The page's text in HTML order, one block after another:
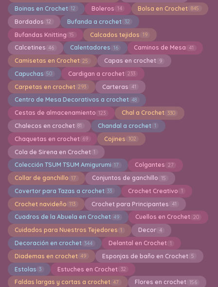
Boinas en Crochet 12 Boleros 14 Bolsa en Crochet 845
Bordados 12 Bufanda a crochet 32
Bufandas Knitting 15 Calcados tejidos 19
Calcetines 46 Calentadores 16 Caminos de Mesa 41
Camisetas en Crochet 25 Capas en crochet 9
Capuchas 50 Cardigan a crochet 233
Carpetas en crochet 293 Carteras 41
Centro de Mesa Decorativos a crochet 48
Cestas de almacenamiento 123 Chal a Crochet 330
Chalecos en crochet 81 Chandal a crochet 1
Chaquetas en crochet 69 Cojines 102
Cola de Sirena en Crochet 1
Colección TSUM TSUM Amigurumi 17 Colgantes 27
Collar de ganchillo 17 Conjuntos de ganchillo 15
Covertor para Tazas a crochet 33 Crochet Creativo 1
Crochet navideño 113 Crochet para Principantes 41
Cuadros de la Abuela en Crochet 49 Cuellos en Crochet 20
Cuidados para Nuestros Tejedores 1 Decor 4
Decoración en crochet 344 Delantal en Crochet 1
Diademas en crochet 49 Esponjas de baño en Crochet 5
Estolas 3 Estuches en Crochet 32
Faldas largas y cortas a crochet 47 Flores en crochet 156